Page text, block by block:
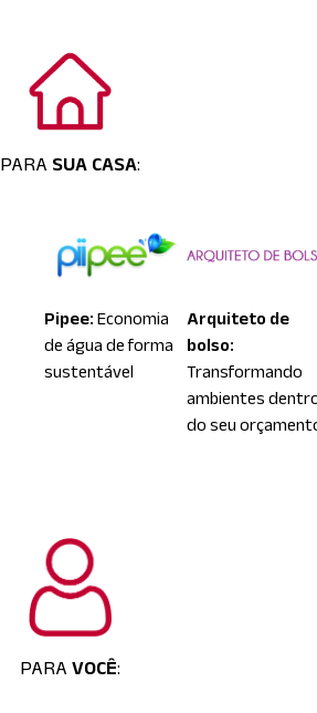
PARA SUA CASA:
Pipee: Economia
de água de forma
sustentável
Arquiteto de
bolso:
Transformando
ambientes
do seu
PARA VOCÊ: